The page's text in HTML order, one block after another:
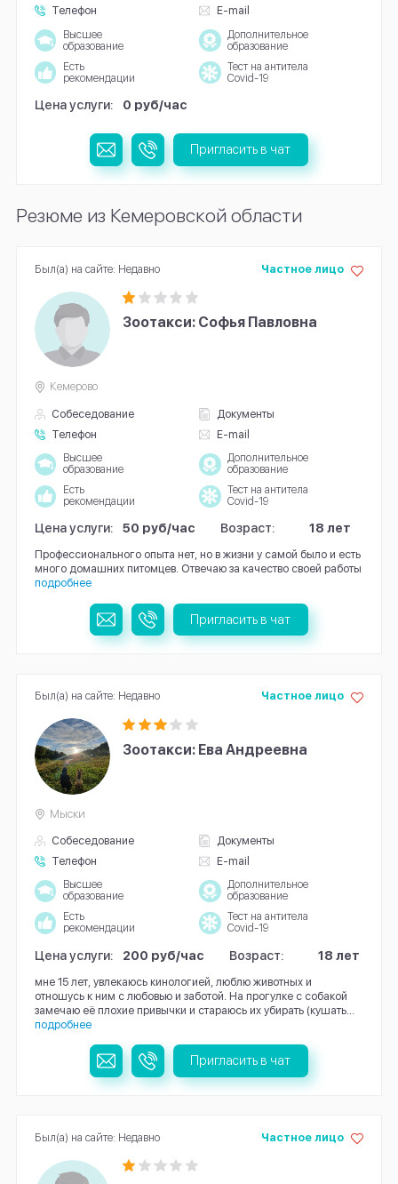
Телефон
E-mail
Высшее
образование
Дополнительное
образование
Есть
рекомендации
Тест на антитела
Covid-19
Цена услуги: 0 руб/час
Пригласить в чат
Резюме из Кемеровской области
Зоотакси: Софья Павловна
Собеседование
Документы
Телефон
E-mail
Частное лицо
Кемерово
Высшее
образование
Дополнительное
образование
Есть
рекомендации
Тест на антитела
Covid-19
Цена услуги: 50 руб/час Возраст: 18 лет
Профессионального опыта нет, но в жизни у самой было и есть
много домашних питомцев. Отвечаю за качество своей работы
подробнее
Был(а) на сайте: Недавно
Пригласить в чат
Зоотакси: Ева Андреевна
Собеседование
Документы
Телефон
E-mail
Частное лицо
Мыски
Высшее
образование
Дополнительное
образование
Есть
рекомендации
Тест на антитела
Covid-19
Цена услуги: 200 руб/час Возраст: 18 лет
мне 15 лет, увлекаюсь кинологией, люблю животных и
отношусь к ним с любовью и заботой. На прогулке с собакой
замечаю её плохие привычки и стараюсь их убирать (кушать...
подробнее
Был(а) на сайте: Недавно
Пригласить в чат
Частное лицо
Был(а) на сайте: Недавно